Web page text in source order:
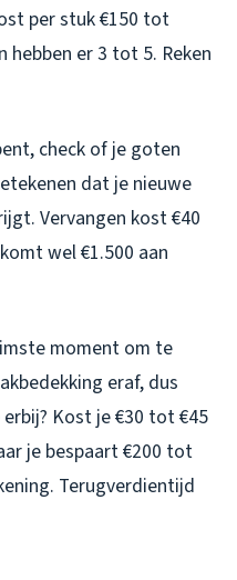
per stuk €150 tot
hebben er 3 tot 5. Reken
check of je goten
dat je nieuwe
Vervangen kost €40
wel €1.500 aan
moment om te
eraf, dus
Kost je €30 tot €45
je bespaart €200 tot
Terugverdientijd